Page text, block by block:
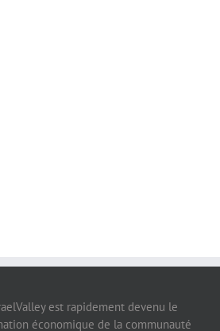
est rapidement devenu le
économique de la communauté